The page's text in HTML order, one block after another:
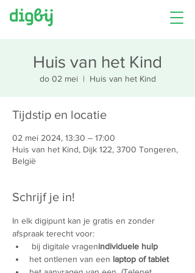
Huis van het Kind
do 02 mei
  |
Huis van het Kind
Tijdstip en locatie
02 mei 2024, 13:30 – 17:00
Huis van het Kind, Dijk 122, 3700 Tongeren,
België
Schrijf je in!
In elk digipunt kan je gratis en zonder
afspraak terecht voor:
bij digitale vragenindividuele hulp
het ontlenen van een laptop of tablet